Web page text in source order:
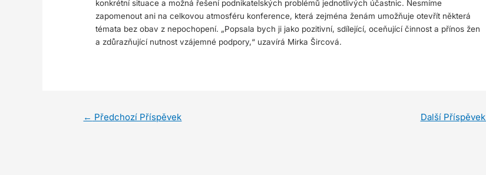
konkrétní situace a možná řešení podnikatelských problémů jednotlivých účastnic. Nesmíme
zapomenout ani na celkovou atmosféru konference, která zejména ženám umožňuje otevřít některá
témata bez obav z nepochopení. „Popsala bych ji jako pozitivní, sdílející, oceňující činnost a přínos žen
a zdůrazňující nutnost vzájemné podpory,“ uzavírá Mirka Šircová.
← Předchozí Příspěvek Další Příspěvek